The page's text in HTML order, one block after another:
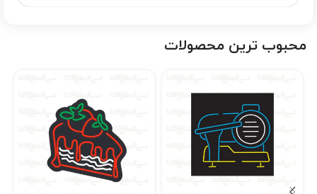
محبوب ترین محصولات